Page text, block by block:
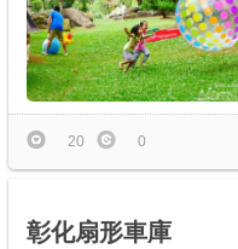
20 0
彰化扇形車庫